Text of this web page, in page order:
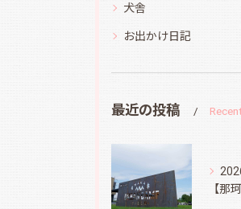
犬舎
お出かけ日記
最近の投稿